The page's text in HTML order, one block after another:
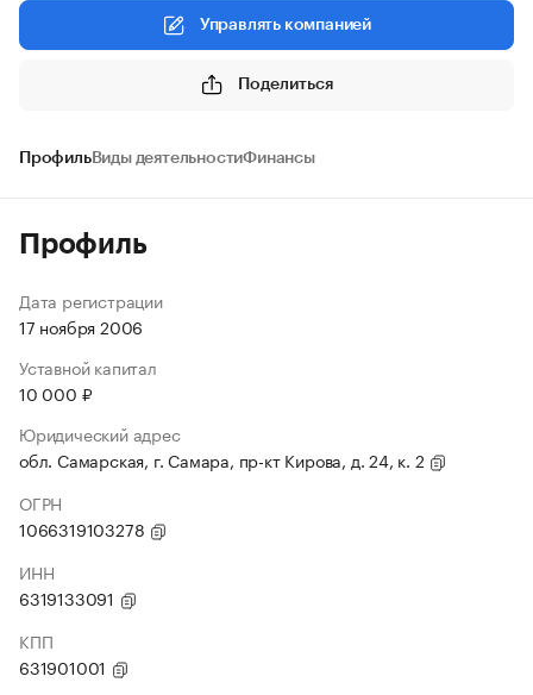
Управлять компанией
Поделиться
ПрофильВиды деятельностиФинансы
Профиль
Дата регистрации
17 ноября 2006
Уставной капитал
10 000 ₽
Юридический адрес
обл. Самарская, г. Самара, пр-кт Кирова, д. 24, к. 2
ОГРН
1066319103278
ИНН
6319133091
КПП
631901001